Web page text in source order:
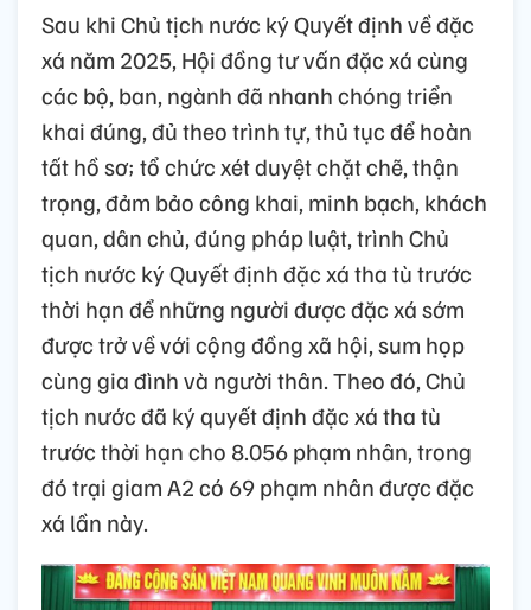
Sau khi Chủ tịch nước ký Quyết định về đặc
xá năm 2025, Hội đồng tư vấn đặc xá cùng
các bộ, ban, ngành đã nhanh chóng triển
khai đúng, đủ theo trình tự, thủ tục để hoàn
tất hồ sơ; tổ chức xét duyệt chặt chẽ, thận
trọng, đảm bảo công khai, minh bạch, khách
quan, dân chủ, đúng pháp luật, trình Chủ
tịch nước ký Quyết định đặc xá tha tù trước
thời hạn để những người được đặc xá sớm
được trở về với cộng đồng xã hội, sum họp
cùng gia đình và người thân. Theo đó, Chủ
tịch nước đã ký quyết định đặc xá tha tù
trước thời hạn cho 8.056 phạm nhân, trong
đó trại giam A2 có 69 phạm nhân được đặc
xá lần này.